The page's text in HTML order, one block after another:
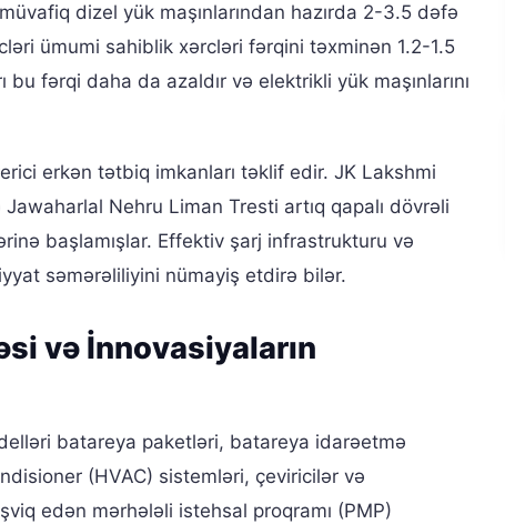
dizel yük maşınlarından hazırda 2-3.5 dəfə
ümumi sahiblik xərcləri fərqini təxminən 1.2-1.5
bu fərqi daha da azaldır və elektrikli yük maşınlarını
erkən tətbiq imkanları təklif edir. JK Lakshmi
Nehru Liman Tresti artıq qapalı dövrəli
başlamışlar. Effektiv şarj infrastrukturu və
səmərəliliyini nümayiş etdirə bilər.
və İnnovasiyaların
batareya paketləri, batareya idarəetmə
(HVAC) sistemləri, çeviricilər və
edən mərhələli istehsal proqramı (PMP)